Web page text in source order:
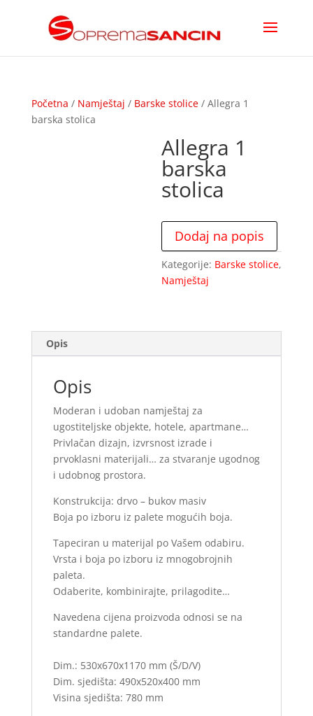
Početna / Namještaj / Barske stolice/ Allegra 1
barska stolica
Allegra 1
barska
stolica
Dodaj na popis
Kategorije: Barske stolice,
Namještaj
Opis
Opis
Moderan i udoban namještaj za
ugostiteljske objekte, hotele, apartmane…
Privlačan dizajn, izvrsnost izrade i
prvoklasni materijali… za stvaranje ugodnog
i udobnog prostora.
Konstrukcija: drvo – bukov masiv
Boja po izboru iz palete mogućih boja.
Tapeciran u materijal po Vašem odabiru.
Vrsta i boja po izboru iz mnogobrojnih
paleta.
Odaberite, kombinirajte, prilagodite…
Navedena cijena proizvoda odnosi se na
standardne palete.
Dim.: 530x670x1170 mm (Š/D/V)
Dim. sjedišta: 490x520x400 mm
Visina sjedišta: 780 mm